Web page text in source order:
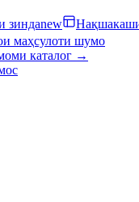
зиндаnew
маҳсулоти шумо
каталог →